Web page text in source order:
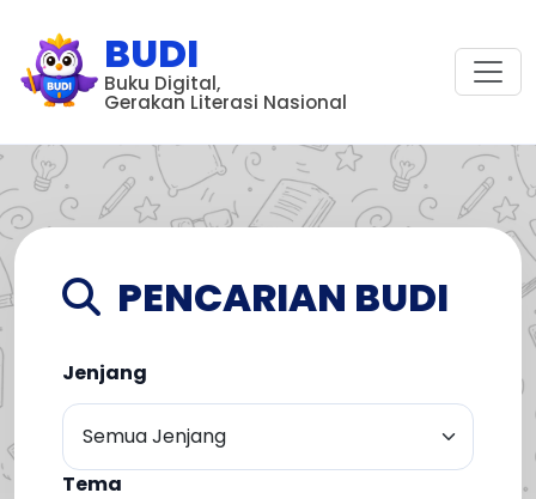
BUDI
Buku Digital,
Gerakan Literasi Nasional
PENCARIAN BUDI
Jenjang
Tema